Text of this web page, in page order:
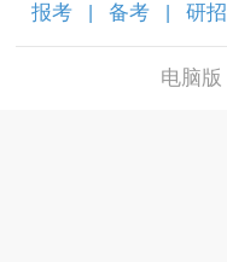
报考 备考 研招
电脑版